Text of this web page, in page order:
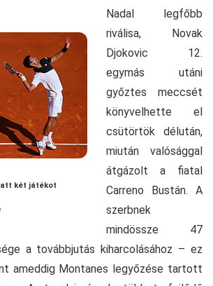
két játékot
Nadal legfőbb
riválisa, Novak
Djokovic 12.
egymás utáni
győztes meccsét
könyvelhette el
csütörtök délután,
miután valósággal
átgázolt a fiatal
Carreno Bustán. A
szerbnek
mindössze 47
a továbbjutás kiharcolásához – ez
ameddig Montanes legyőzése tartott